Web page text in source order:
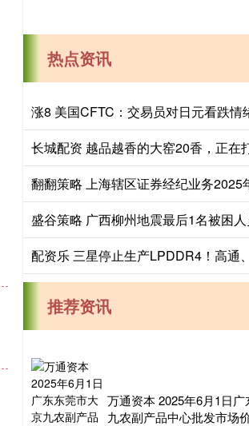
热点资讯
推荐资讯
万通资本 2025年6月1日
九农副产品中心批发市场